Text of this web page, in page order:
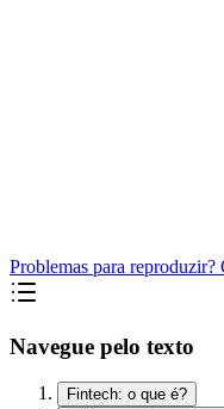
Problemas para
Navegue pelo texto
Fintech: o que é?